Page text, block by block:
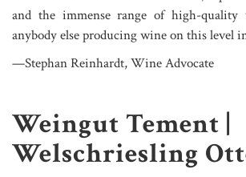
and the immense range of high-quality
anybody else producing wine on this level
—Stephan Reinhardt, Wine Advocate
Weingut Tement |
Welschriesling